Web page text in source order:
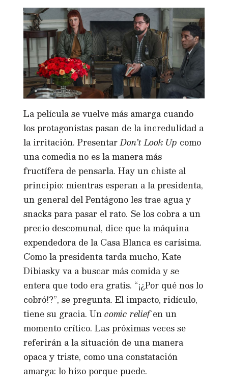
La película se vuelve más amarga cuando
los protagonistas pasan de la incredulidad a
la irritación. PresentarDon’t Look Up como
una comedia no es la manera más
fructífera de pensarla. Hay un chiste al
principio: mientras esperan a la presidenta,
un general del Pentágono les trae agua y
snacks para pasar el rato. Se los cobra a un
precio descomunal, dice que la máquina
expendedora de la Casa Blanca es carísima.
Como la presidenta tarda mucho, Kate
Dibiasky va a buscar más comida y se
entera que todo era gratis. “¡¿Por qué nos lo
cobró!?”, se pregunta. El impacto, ridículo,
tiene su gracia. Uncomic reliefen un
momento crítico. Las próximas veces se
referirán a la situación de una manera
opaca y triste, como una constatación
amarga: lo hizo porque puede.